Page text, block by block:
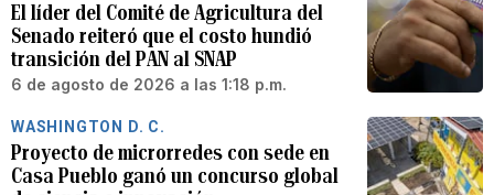
El líder del Comité de Agricultura del
Senado reiteró que el costo hundió
transición del PAN al SNAP
6 de agosto de 2026 a las 1:18 p.m.
WASHINGTON D. C.
Proyecto de microrredes con sede en
Casa Pueblo ganó un concurso global